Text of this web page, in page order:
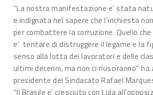
“La nostra manifestazione e’ stata
e indignata nel sapere che l’inchiesta
per combattere la corruzione. Quello
e’ tentare di distruggere il legame e la
senso alla lotta dei lavoratori e delle
ultimi decenni, ma non ci riusciranno”
presidente del Sindacato Rafael
“Il Brasile e’ cresciuto con Lula